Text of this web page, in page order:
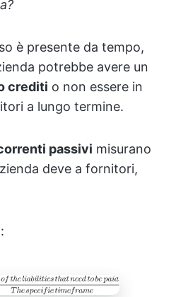
è presente da tempo,
potrebbe avere un
crediti o non essere in
a lungo termine.
passivi misurano
deve a fornitori,